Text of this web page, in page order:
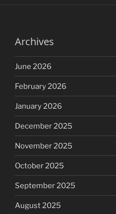
Archives
June 2026
February 2026
January 2026
December 2025
November 2025
October 2025
September 2025
August 2025